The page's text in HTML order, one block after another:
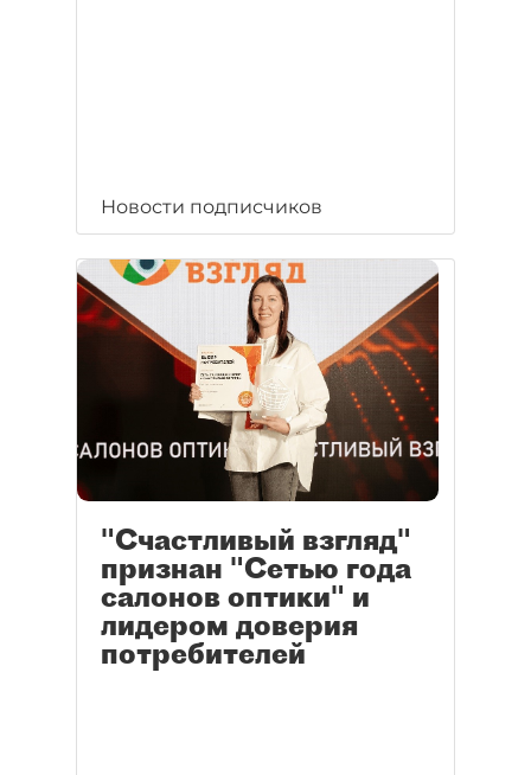
Новости подписчиков
"Счастливый взгляд"
признан "Сетью года
салонов оптики" и
лидером доверия
потребителей